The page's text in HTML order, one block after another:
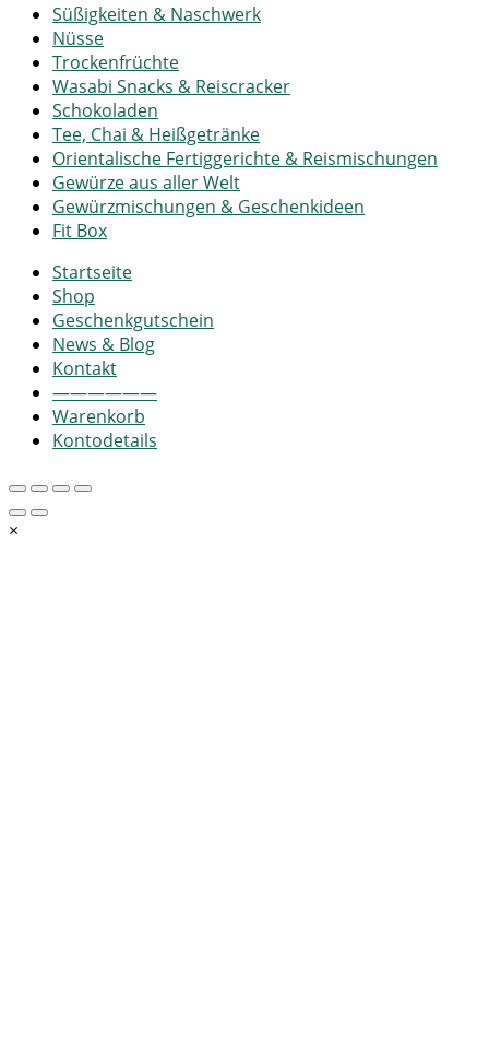
Süßigkeiten & Naschwerk
Nüsse
Trockenfrüchte
Wasabi Snacks & Reiscracker
Schokoladen
Tee, Chai & Heißgetränke
Orientalische Fertiggerichte & Reismischungen
Gewürze aus aller Welt
Gewürzmischungen & Geschenkideen
Fit Box
Startseite
Shop
Geschenkgutschein
News & Blog
Kontakt
——————
Warenkorb
Kontodetails
×